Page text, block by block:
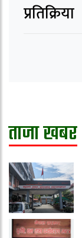
प्रतिक्रिया
ताजा खबर